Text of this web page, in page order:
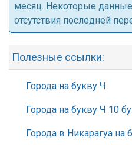
месяц. Некоторые данные
отсутствия последней
Полезные ссылки:
Города на букву Ч
Города на букву Ч 10
Города в Никарагуа на